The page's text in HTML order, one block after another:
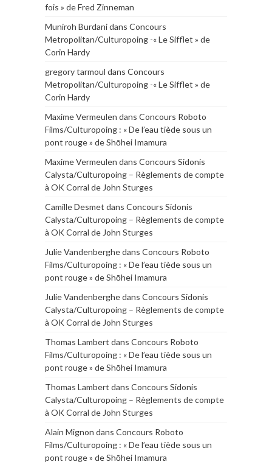
fois » de Fred Zinneman
Muniroh Burdanidans Concours
Metropolitan/Culturopoing -« Le Sifflet » de
Corin Hardy
gregory tarmoul dans Concours
Metropolitan/Culturopoing -« Le Sifflet » de
Corin Hardy
Maxime Vermeulen dans Concours Roboto
Films/Culturopoing : « De l’eau tiède sous un
pont rouge » de Shōhei Imamura
Maxime Vermeulen dans Concours Sidonis
Calysta/Culturopoing – Règlements de compte
à OK Corral de John Sturges
Camille Desmet dans Concours Sidonis
Calysta/Culturopoing – Règlements de compte
à OK Corral de John Sturges
Julie Vandenberghedans Concours Roboto
Films/Culturopoing : « De l’eau tiède sous un
pont rouge » de Shōhei Imamura
Julie Vandenberghedans Concours Sidonis
Calysta/Culturopoing – Règlements de compte
à OK Corral de John Sturges
Thomas Lambert dans Concours Roboto
Films/Culturopoing : « De l’eau tiède sous un
pont rouge » de Shōhei Imamura
Thomas Lambert dans Concours Sidonis
Calysta/Culturopoing – Règlements de compte
à OK Corral de John Sturges
Alain Mignon dans Concours Roboto
Films/Culturopoing : « De l’eau tiède sous un
pont rouge » de Shōhei Imamura